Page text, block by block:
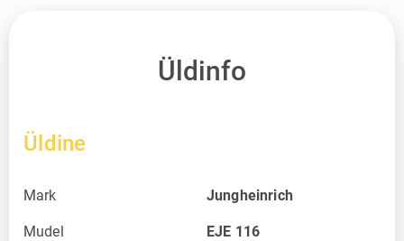
Üldinfo
Üldine
Mark Jungheinrich
Mudel EJE 116